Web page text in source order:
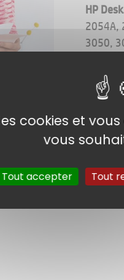
HP
2054A,
3050,
HP
cookies et
vous
Tout accepter Tout